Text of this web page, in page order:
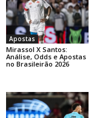
Apostas
Mirassol X Santos:
Análise, Odds e Apostas
no Brasileirão 2026